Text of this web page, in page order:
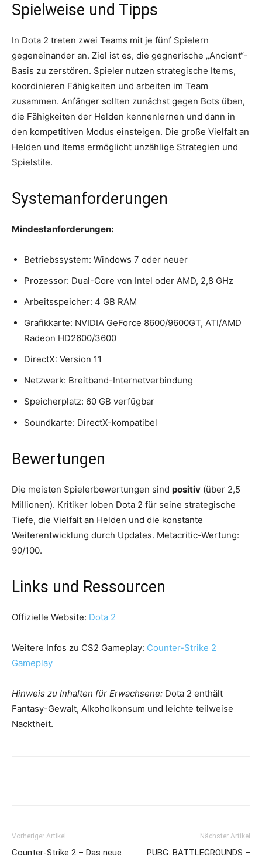
Spielweise und Tipps
In Dota 2 treten zwei Teams mit je fünf Spielern
gegeneinander an. Ziel ist es, die gegnerische „Ancient“-
Basis zu zerstören. Spieler nutzen strategische Items,
koordinieren Fähigkeiten und arbeiten im Team
zusammen. Anfänger sollten zunächst gegen Bots üben,
die Fähigkeiten der Helden kennenlernen und dann in
den kompetitiven Modus einsteigen. Die große Vielfalt an
Helden und Items ermöglicht unzählige Strategien und
Spielstile.
Systemanforderungen
Mindestanforderungen:
Betriebssystem: Windows 7 oder neuer
Prozessor: Dual-Core von Intel oder AMD, 2,8 GHz
Arbeitsspeicher: 4 GB RAM
Grafikkarte: NVIDIA GeForce 8600/9600GT, ATI/AMD
Radeon HD2600/3600
DirectX: Version 11
Netzwerk: Breitband-Internetverbindung
Speicherplatz: 60 GB verfügbar
Soundkarte: DirectX-kompatibel
Bewertungen
Die meisten Spielerbewertungen sind positiv (über 2,5
Millionen). Kritiker loben Dota 2 für seine strategische
Tiefe, die Vielfalt an Helden und die konstante
Weiterentwicklung durch Updates. Metacritic-Wertung:
90/100.
Links und Ressourcen
Offizielle Website: Dota 2
Weitere Infos zu CS2 Gameplay: Counter-Strike 2
Gameplay
Hinweis zu Inhalten für Erwachsene: Dota 2 enthält
Fantasy-Gewalt, Alkoholkonsum und leichte teilweise
Nacktheit.
Vorheriger Artikel
Counter-Strike 2 – Das neue
Nächster Artikel
PUBG: BATTLEGROUNDS –